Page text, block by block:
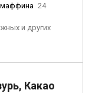
24
и других
Какао